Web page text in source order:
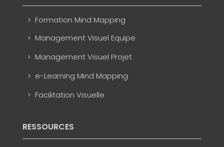
Formation Mind Mapping
Management Visuel Equipe
Management Visuel Projet
e-Learning Mind Mapping
Facilitation Visuelle
RESSOURCES